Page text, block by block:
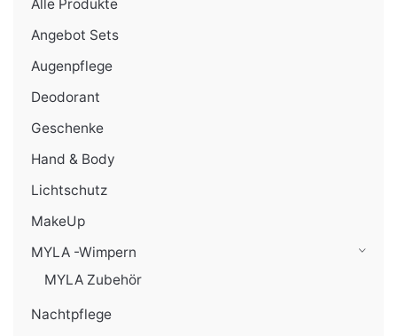
Alle Produkte
Angebot Sets
Augenpflege
Deodorant
Geschenke
Hand & Body
Lichtschutz
MakeUp
MYLA -Wimpern
MYLA Zubehör
Nachtpflege